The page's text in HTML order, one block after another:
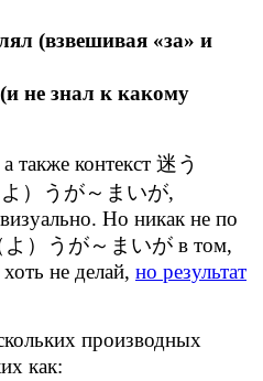
(взвешивая «за» и
не знал к какому
также контекст 迷う
）うが～まいが,
Но никак не по
）うが～まいが в том,
не делай, но результат
производных
как: